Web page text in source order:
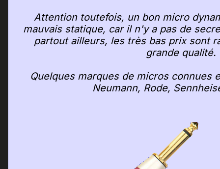
Attention toutefois, un bon micro
mauvais statique, car il n'y a pas de
partout ailleurs, les très bas prix sont
grande qualité.
Quelques marques de micros connues
Neumann, Rode,